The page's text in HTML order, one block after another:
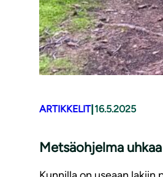
ARTIKKELIT| 16.5.2025
Metsäohjelma